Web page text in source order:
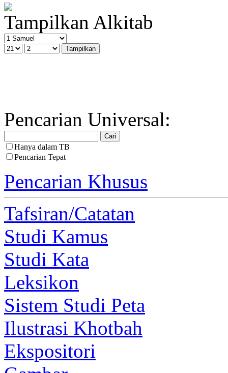
Tampilkan Alkitab
Pencarian Universal:
Hanya dalam TB
Pencarian Tepat
Pencarian Khusus
Tafsiran/Catatan
Studi Kamus
Studi Kata
Leksikon
Sistem Studi Peta
Ilustrasi Khotbah
Ekspositori